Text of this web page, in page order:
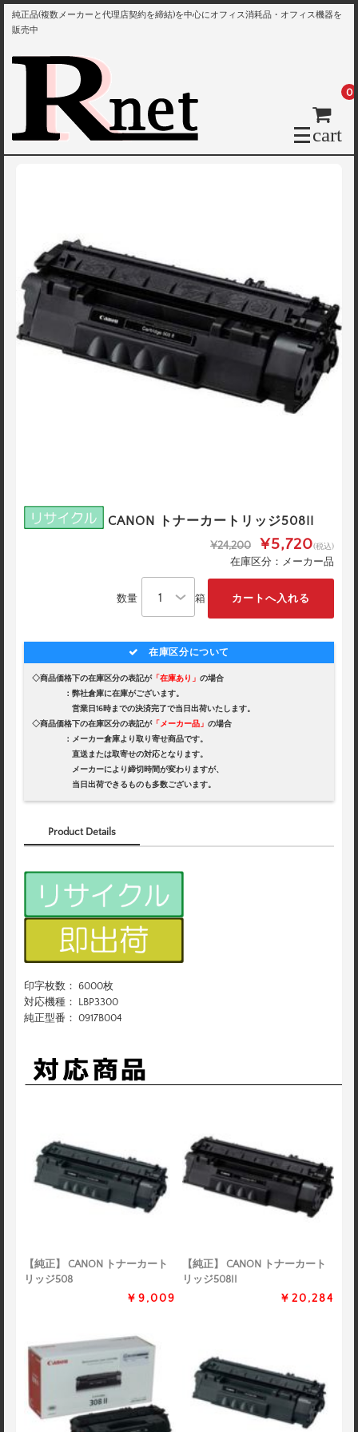
純正品(複数メーカーと代理店契約を締結)を中心にオフィス消耗品・オフィス機器を
販売中
cart
0
CANON トナーカートリッジ508II
¥24,200 ¥5,720(税込)
在庫区分：メーカー品
数量 箱
在庫区分について
◇商品価格下の在庫区分の表記が「在庫あり」 の場合
：弊社倉庫に在庫がございます。
営業日16時までの決済完了で当日出荷いたします。
◇商品価格下の在庫区分の表記が「メーカー品」 の場合
：メーカー倉庫より取り寄せ商品です。
直送または取寄せの対応となります。
メーカーにより締切時間が変わりますが、
当日出荷できるものも多数ございます。
Product Details
印字枚数： 6000枚
対応機種： LBP3300
純正型番： 0917B004
【純正】 CANON トナーカート
リッジ508
￥9,009
【純正】 CANON トナーカート
リッジ508II
￥20,284